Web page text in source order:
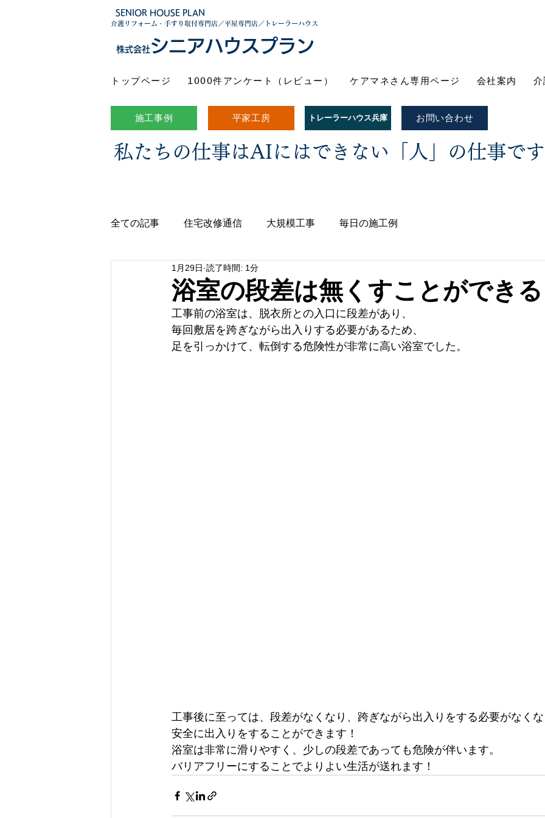
SENIOR HOUSE PLAN
介護リフォーム・手すり取付専門店／平屋専門店／トレーラーハウス
株式会社シニアハウスプラン
トップページ 1000件アンケート（レビュー） ケアマネさん専用ページ 会社案内 介
施工事例 平家工房 トレーラーハウス兵庫 お問い合わせ
私たちの仕事はAIにはできない「人」の仕事で
全ての記事 住宅改修通信 大規模工事 毎日の施工例
浴室の段差は無くすことができ
1月29日 読了時間: 1分
工事前の浴室は、脱衣所との入口に段差があり、
毎回敷居を跨ぎながら出入りする必要があるため、
足を引っかけて、転倒する危険性が非常に高い浴室でした。
工事後に至っては、段差がなくなり、跨ぎながら出入りをする必要がなく
安全に出入りをすることができます！
浴室は非常に滑りやすく、少しの段差であっても危険が伴います。
バリアフリーにすることでよりよい生活が送れます！